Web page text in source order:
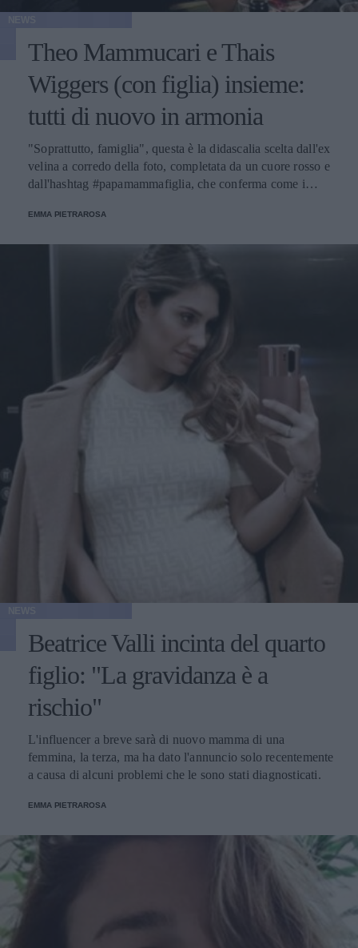
Theo Mammucari e Thais
Wiggers (con figlia) insieme:
tutti di nuovo in armonia
"Soprattutto, famiglia", questa è la didascalia scelta dall'ex
velina a corredo della foto, completata da un cuore rosso e
dall'hashtag #papamammafiglia, che conferma come i
EMMA PIETRAROSA
Beatrice Valli incinta del quarto
figlio: "La gravidanza è a
rischio"
L'influencer a breve sarà di nuovo mamma di una
femmina, la terza, ma ha dato l'annuncio solo recentemente
a causa di alcuni problemi che le sono stati diagnosticati.
EMMA PIETRAROSA